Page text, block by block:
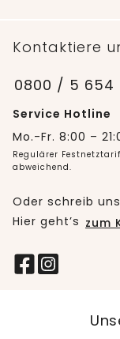
Kontaktiere
0800 / 5 654
Service Hotline
Mo.-Fr. 8:00 –
Regulärer
abweichend.
Oder schreib
Hier geht’s zum